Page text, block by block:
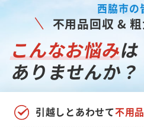
西脇市の
不用品回収 &
こんなお悩みは
ありませんか？
引越しとあわせて不用